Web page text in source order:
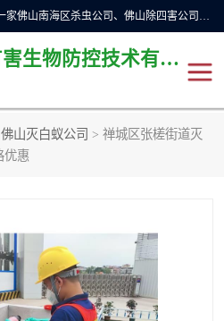
佛山儒创有害生物防治有限公司是一家佛山南海区杀虫公司、佛山除四害公司、佛山灭白蚁公司、佛山白蚁防治公司，让您远离虫害困扰。要问佛山白蚁防治哪家好？佛山儒创有害生物防治有限公司全佛山、广州，正规公司，上门勘查，可靠，售后有保障。
佛山儒创有害生物防控技术有限公司
佛山灭白蚁公司 > 禅城区张槎街道灭
优惠
佛山杀虫公司
灭鼠